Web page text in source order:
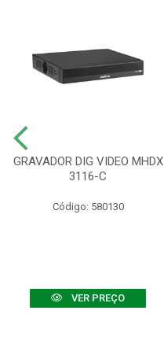
GRAVADOR DIG VIDEO MHDX
3116-C
Código: 580130
VER PREÇO